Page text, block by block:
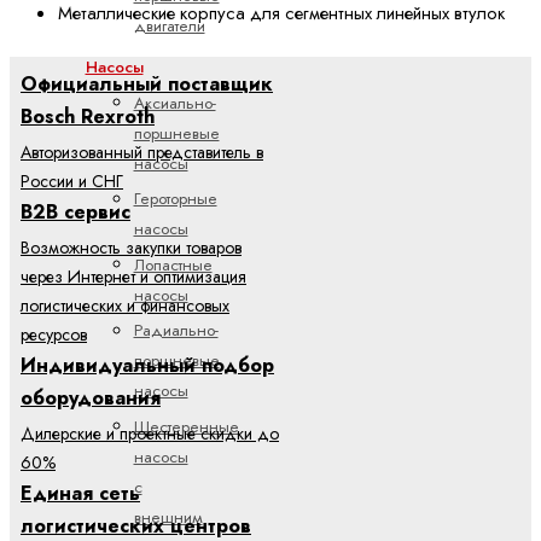
двигатели
Насосы
Аксиально-
поршневые
насосы
Героторные
насосы
Лопастные
насосы
Радиально-
поршневые
насосы
Шестеренные
насосы
с
внешним
Металлические корпуса для сегментных линейных втулок
Официальный поставщик
Bosch Rexroth
Авторизованный представитель в
России и СНГ
B2B сервис
Возможность закупки товаров
через Интернет и оптимизация
логистических и финансовых
ресурсов
Индивидуальный подбор
оборудования
Дилерские и проектные скидки до
60%
Единая сеть
логистических центров